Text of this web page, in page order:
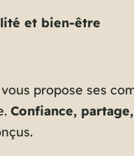
et bien-être
propose ses
Confiance,